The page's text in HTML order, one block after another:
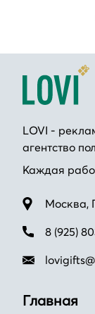
LOVI -
агентство
Каждая
Москва,
8 (925)
Главная